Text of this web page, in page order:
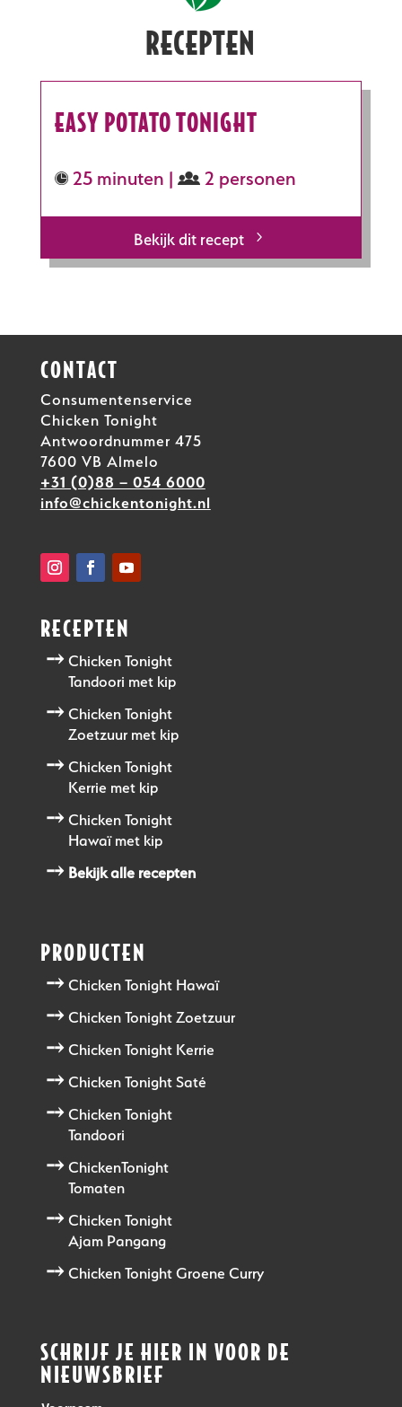
RECEPTEN
EASY POTATO TONIGHT
25 minuten | 2 personen
Bekijk dit recept
CONTACT
Consumentenservice
Chicken Tonight
Antwoordnummer 475
7600 VB Almelo
+31 (0)88 – 054 6000
info@chickentonight.nl
RECEPTEN
Chicken Tonight
Tandoori met kip
Chicken Tonight
Zoetzuur met kip
Chicken Tonight
Kerrie met kip
Chicken Tonight
Hawaï met kip
Bekijk alle recepten
PRODUCTEN
Chicken Tonight Hawaï
Chicken Tonight Zoetzuur
Chicken Tonight Kerrie
Chicken Tonight Saté
Chicken Tonight
Tandoori
ChickenTonight
Tomaten
Chicken Tonight
Ajam Pangang
Chicken Tonight Groene Curry
SCHRIJF JE HIER IN VOOR DE
NIEUWSBRIEF